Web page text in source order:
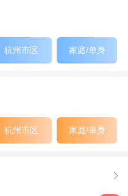
杭州市区 家庭/单身
杭州市区 家庭/单身